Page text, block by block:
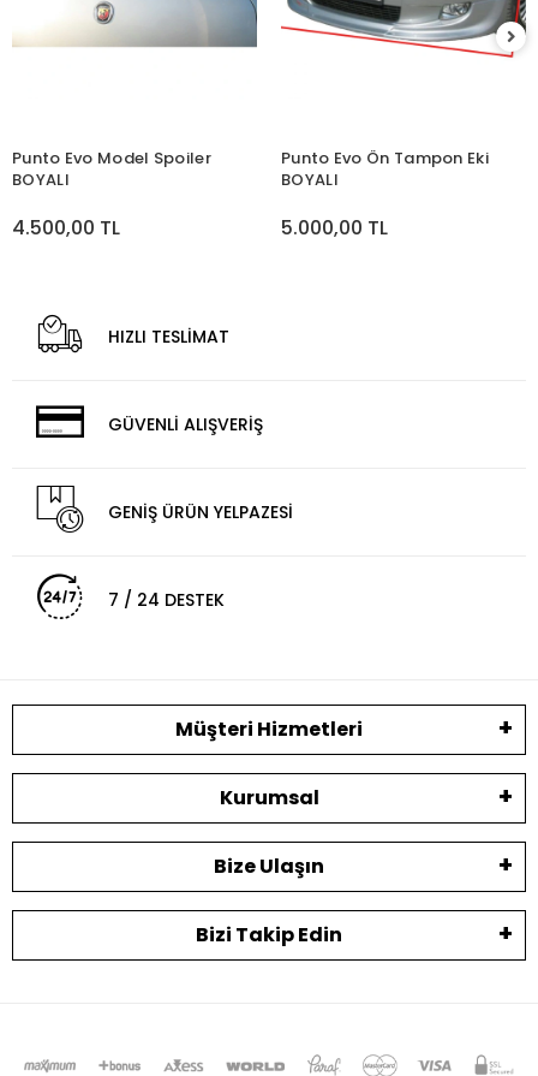
Punto Evo Model Spoiler
BOYALI
4.500,00 TL
Punto Evo Ön Tampon Eki
BOYALI
5.000,00 TL
HIZLI TESLİMAT
GÜVENLİ ALIŞVERİŞ
GENİŞ ÜRÜN YELPAZESİ
7 / 24 DESTEK
Müşteri Hizmetleri
Kurumsal
Bize Ulaşın
Bizi Takip Edin